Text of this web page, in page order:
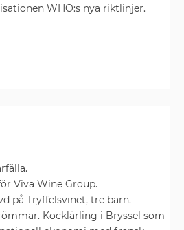
WHO:s nya riktlinjer.
Viva Wine Group.
på Tryffelsvinet, tre barn.
Kocklärling i Bryssel som